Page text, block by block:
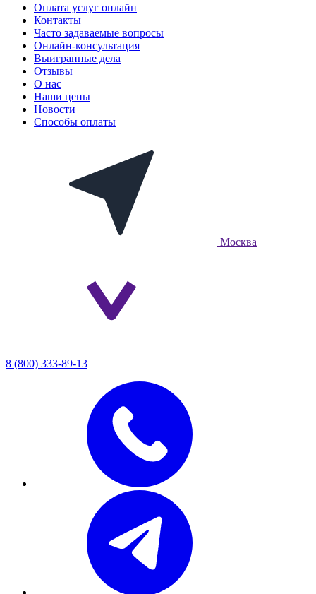
Оплата услуг онлайн
Контакты
Часто задаваемые вопросы
Онлайн-консультация
Выигранные дела
Отзывы
О нас
Наши цены
Новости
Способы оплаты
Москва
8 (800) 333-89-13